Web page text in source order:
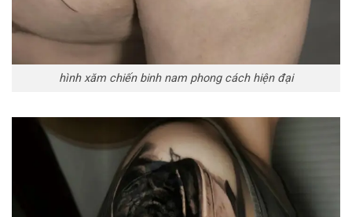
hình xăm chiến binh nam phong cách hiện đại